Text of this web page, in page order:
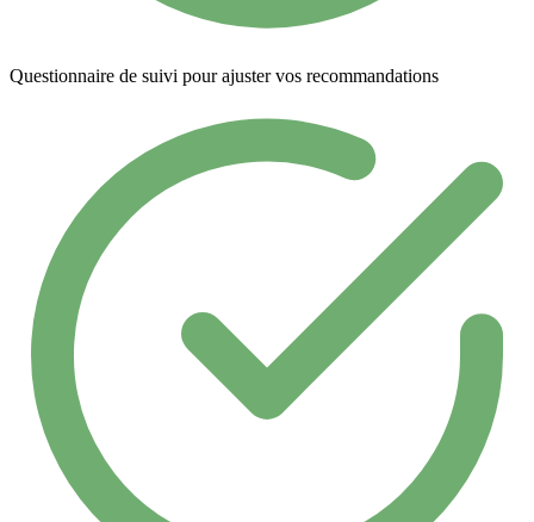
Questionnaire de suivi pour ajuster vos recommandations